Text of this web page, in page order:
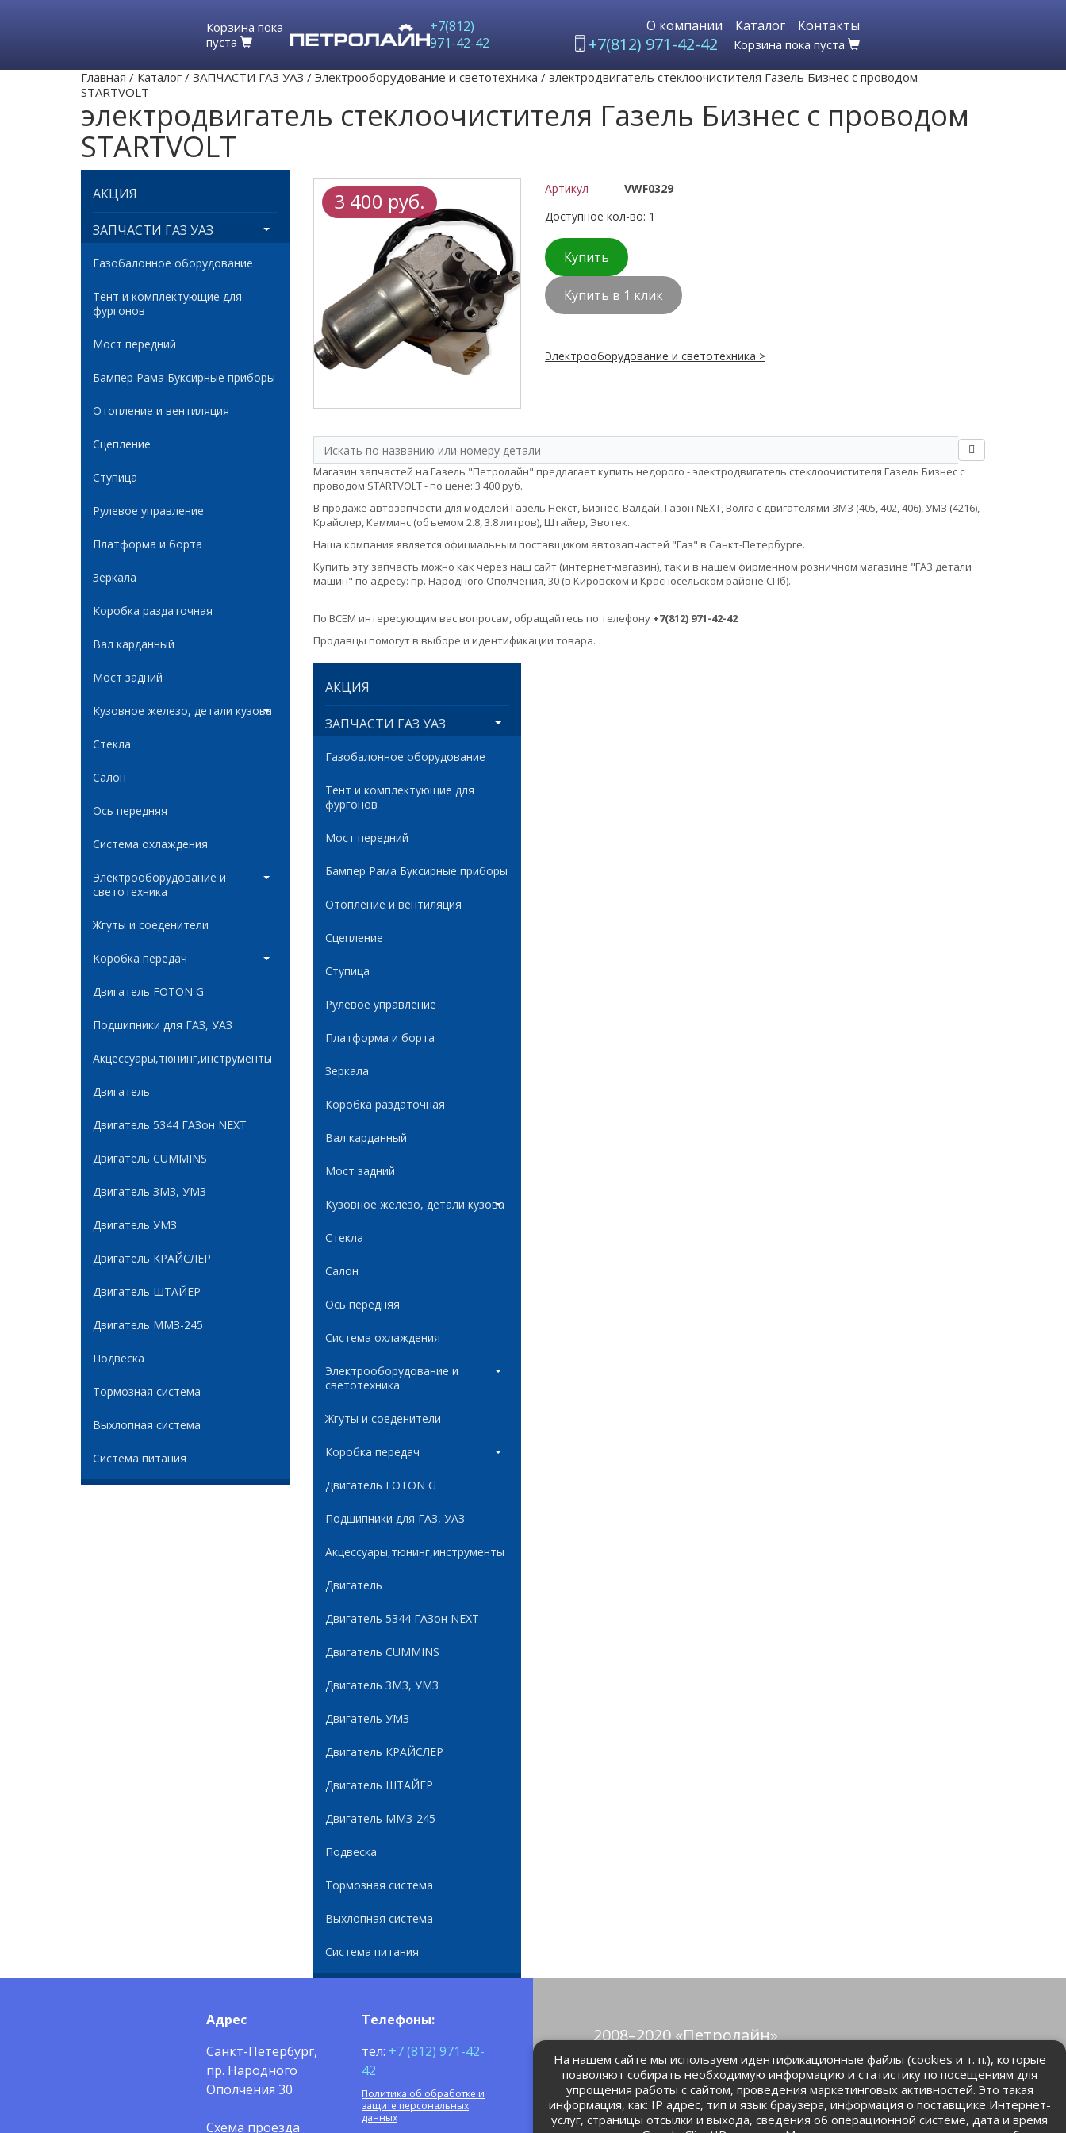
Корзина пока
пуста
+7(812)
971-42-42
О компании Каталог Контакты
+7(812) 971-42-42 Корзина пока пуста
Главная / Каталог / ЗАПЧАСТИ ГАЗ УАЗ / Электрооборудование и светотехника / электродвигатель стеклоочистителя Газель Бизнес с проводом
STARTVOLT
электродвигатель стеклоочистителя Газель Бизнес с проводом
STARTVOLT
АКЦИЯ
ЗАПЧАСТИ ГАЗ УАЗ
Газобалонное оборудование
Тент и комплектующие для
фургонов
Мост передний
Бампер Рама Буксирные приборы
Отопление и вентиляция
Сцепление
Ступица
Рулевое управление
Платформа и борта
Зеркала
Коробка раздаточная
Вал карданный
Мост задний
Кузовное железо, детали кузова
Стекла
Салон
Ось передняя
Система охлаждения
Электрооборудование и
светотехника
Жгуты и соеденители
Коробка передач
Двигатель FOTON G
Подшипники для ГАЗ, УАЗ
Акцессуары,тюнинг,инструменты
Двигатель
Двигатель 5344 ГАЗон NEXT
Двигатель CUMMINS
Двигатель ЗМЗ, УМЗ
Двигатель УМЗ
Двигатель КРАЙСЛЕР
Двигатель ШТАЙЕР
Двигатель ММЗ-245
Подвеска
Тормозная система
Выхлопная система
Система питания
3 400 руб. Артикул
VWF0329
Доступное кол-во: 1
Купить
Купить в 1 клик
Электрооборудование и светотехника >
Магазин запчастей на Газель "Петролайн" предлагает купить недорого - электродвигатель стеклоочистителя Газель Бизнес с
проводом STARTVOLT - по цене: 3 400 руб.
В продаже автозапчасти для моделей Газель Некст, Бизнес, Валдай, Газон NEXT, Волга с двигателями ЗМЗ (405, 402, 406), УМЗ (4216),
Крайслер, Камминс (объемом 2.8, 3.8 литров), Штайер, Эвотек.
Наша компания является официальным поставщиком автозапчастей "Газ" в Санкт-Петербурге.
Купить эту запчасть можно как через наш сайт (интернет-магазин), так и в нашем фирменном розничном магазине "ГАЗ детали
машин" по адресу: пр. Народного Ополчения, 30 (в Кировском и Красносельском районе СПб).
По ВСЕМ интересующим вас вопросам, обращайтесь по телефону +7(812) 971-42-42
Продавцы помогут в выборе и идентификации товара.
АКЦИЯ
ЗАПЧАСТИ ГАЗ УАЗ
Газобалонное оборудование
Тент и комплектующие для
фургонов
Мост передний
Бампер Рама Буксирные приборы
Отопление и вентиляция
Сцепление
Ступица
Рулевое управление
Платформа и борта
Зеркала
Коробка раздаточная
Вал карданный
Мост задний
Кузовное железо, детали кузова
Стекла
Салон
Ось передняя
Система охлаждения
Электрооборудование и
светотехника
Жгуты и соеденители
Коробка передач
Двигатель FOTON G
Подшипники для ГАЗ, УАЗ
Акцессуары,тюнинг,инструменты
Двигатель
Двигатель 5344 ГАЗон NEXT
Двигатель CUMMINS
Двигатель ЗМЗ, УМЗ
Двигатель УМЗ
Двигатель КРАЙСЛЕР
Двигатель ШТАЙЕР
Двигатель ММЗ-245
Подвеска
Тормозная система
Выхлопная система
Система питания
Адрес
Санкт-Петербург,
пр. Народного
Ополчения 30
Схема проезда
Телефоны:
тел: +7 (812) 971-42-
42
Политика об обработке и
защите персональных
данных
2008–2020 «Петролайн»
© Все права защищены.
petrolain@mail.ru
На нашем сайте мы используем идентификационные файлы (cookies и т. п.), которые
позволяют собирать необходимую информацию и статистику по посещениям для
упрощения работы с сайтом, проведения маркетинговых активностей. Это такая
информация, как: IP адрес, тип и язык браузера, информация о поставщике Интернет-
услуг, страницы отсылки и выхода, сведения об операционной системе, дата и время